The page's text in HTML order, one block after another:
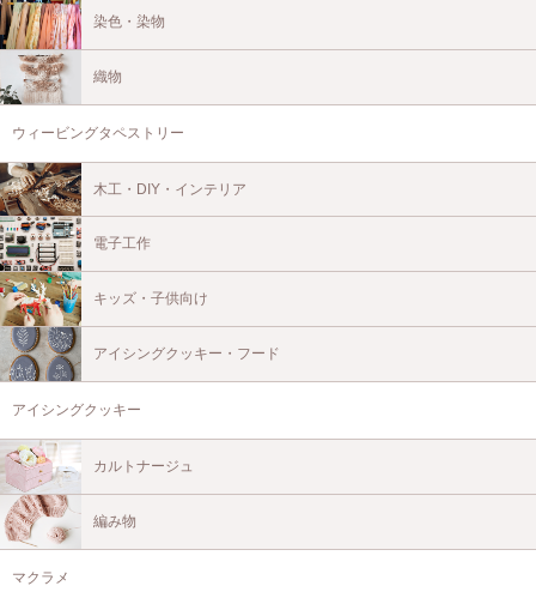
染色・染物
織物
ウィービングタペストリー
木工・DIY・インテリア
電子工作
キッズ・子供向け
アイシングクッキー・フード
アイシングクッキー
カルトナージュ
編み物
マクラメ